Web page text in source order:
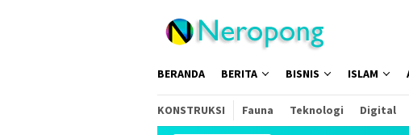
BERANDA BERITA BISNIS ISLAM
KONSTRUKSI Fauna Teknologi Digital